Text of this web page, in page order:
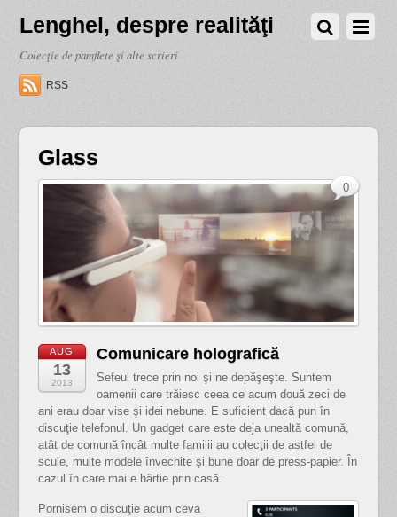
Lenghel, despre realităţi
Colecţie de pamflete şi alte scrieri
RSS
Glass
AUG
13
2013
Comunicare holografică
Sefeul trece prin noi şi ne depăşeşte. Suntem
oamenii care trăiesc ceea ce acum două zeci de
ani erau doar vise şi idei nebune. E suficient dacă pun în
discuţie telefonul. Un gadget care este deja unealtă comună,
atât de comună încât multe familii au colecţii de astfel de
scule, multe modele învechite şi bune doar de press-papier. În
cazul în care mai e hârtie prin casă.
Pornisem o discuţie acum ceva
0